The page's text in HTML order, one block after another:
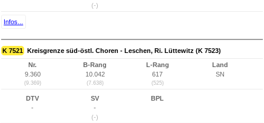
(-)
Infos...
K 7521 Kreisgrenze süd-östl. Choren - Leschen, Ri. Lüttewitz (K 7523)
Nr.
9.360
(9.369)
B-Rang
10.042
(7.638)
L-Rang
617
(525)
Land
SN
DTV
-
SV
-
(-)
BPL